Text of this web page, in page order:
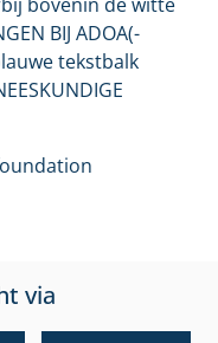
BIJ ADOA(-
tekstbalk
via